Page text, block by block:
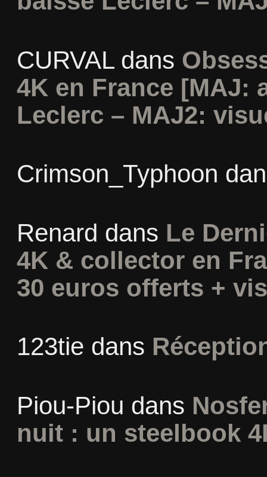
CURVALdans
4K en France [MAJ:
Leclerc – MAJ2:
Crimson_Typhoon
Renard dans Le
4K & collector en
30 euros offerts +
123tie dans
Piou-Piou dans
nuit : un steelbook